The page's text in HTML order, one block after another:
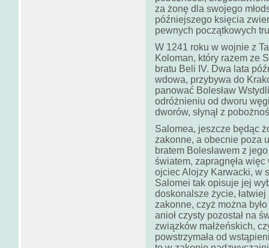
za żonę dla swojego
późniejszego księcia
pewnych początkowych
W 1241 roku w wojnie z
Koloman, który razem ze
bratu Beli IV. Dwa lata
wdowa, przybywa do
panować Bolesław
odróżnieniu od dworu
dworów, słynął z
Salomea, jeszcze będąc
zakonne, a obecnie poza
bratem Bolesławem z
światem, zapragnęła
ojciec Alojzy Karwacki, w
Salomei tak opisuje jej
doskonalsze życie,
zakonne, czyż można
anioł czysty pozostał na
związków małżeńskich,
powstrzymała od